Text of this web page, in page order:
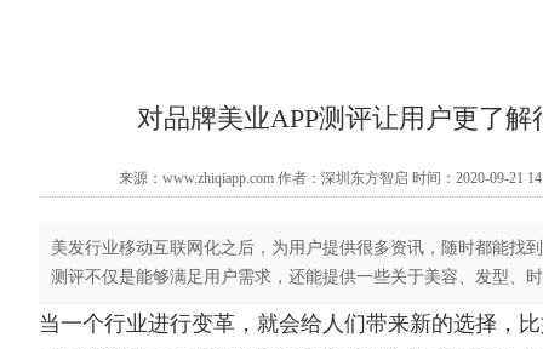
对品牌美业APP测评让用户更了解
来源：www.zhiqiapp.com 作者：深圳东方智启 时间：2020-09-21
美发行业移动互联网化之后，为用户提供很多资讯，随时都能找
测评不仅是能够满足用户需求，还能提供一些关于美容、发型、
当一个行业进行变革，就会给人们带来新的选择，